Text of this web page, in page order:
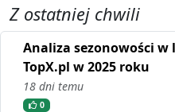
Z ostatniej chwili
Analiza sezonowości
TopX.pl w 2025 roku
18 dni temu
0